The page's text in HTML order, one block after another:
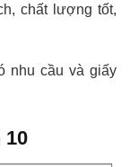
chất lượng tốt,
nhu cầu và giấy
10